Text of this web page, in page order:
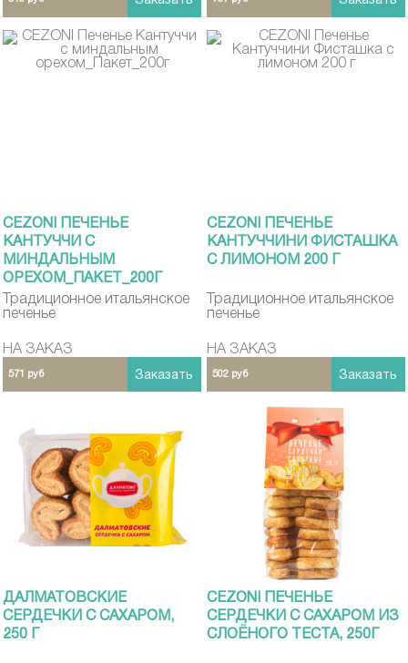
CEZONI ПЕЧЕНЬЕ
КАНТУЧЧИ С
МИНДАЛЬНЫМ
ОРЕХОМ_ПАКЕТ_200Г
Традиционное итальянское
печенье
НА ЗАКАЗ
571 руб Заказать
CEZONI ПЕЧЕНЬЕ
КАНТУЧЧИНИ ФИСТАШКА
С ЛИМОНОМ 200 Г
Традиционное итальянское
печенье
НА ЗАКАЗ
502 руб Заказать
ДАЛМАТОВСКИЕ
СЕРДЕЧКИ С САХАРОМ,
250 Г
CEZONI ПЕЧЕНЬЕ
СЕРДЕЧКИ С САХАРОМ ИЗ
СЛОЁНОГО ТЕСТА, 250Г